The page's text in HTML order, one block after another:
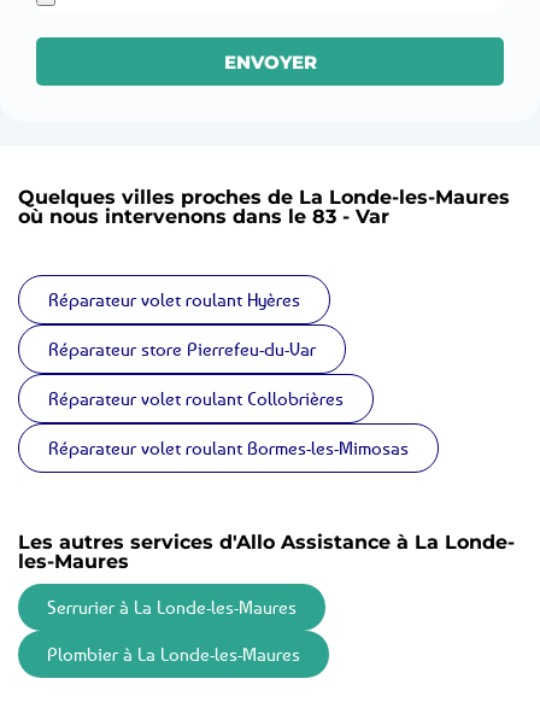
ENVOYER
Quelques villes proches de La Londe-les-Maures
où nous intervenons dans le 83 - Var
Réparateur volet roulant Hyères
Réparateur store Pierrefeu-du-Var
Réparateur volet roulant Collobrières
Réparateur volet roulant Bormes-les-Mimosas
Les autres services d'Allo Assistance à La Londe-
les-Maures
Serrurier à La Londe-les-Maures
Plombier à La Londe-les-Maures